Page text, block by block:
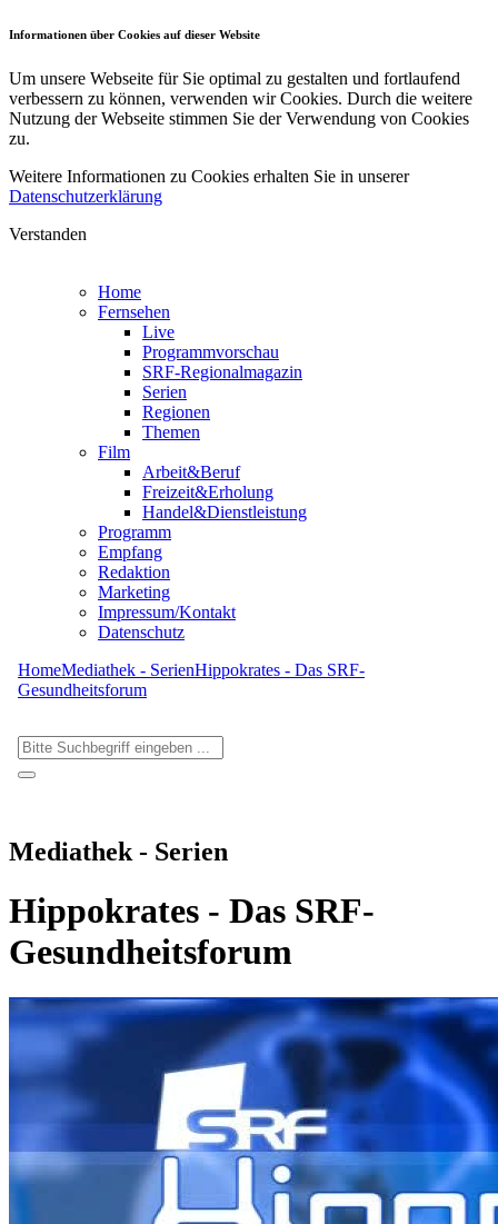
Informationen über Cookies auf dieser Website
Um unsere Webseite für Sie optimal zu gestalten und fortlaufend
verbessern zu können, verwenden wir Cookies. Durch die weitere
Nutzung der Webseite stimmen Sie der Verwendung von Cookies
zu.
Weitere Informationen zu Cookies erhalten Sie in unserer
Datenschutzerklärung
Verstanden
Home
Fernsehen
Live
Programmvorschau
SRF-Regionalmagazin
Serien
Regionen
Themen
Film
Arbeit&Beruf
Freizeit&Erholung
Handel&Dienstleistung
Programm
Empfang
Redaktion
Marketing
Impressum/Kontakt
Datenschutz
HomeMediathek - SerienHippokrates - Das SRF-
Gesundheitsforum
Mediathek - Serien
Hippokrates - Das SRF-
Gesundheitsforum